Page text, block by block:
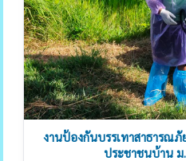
งานป้องกันบรรเทาสาธารณ
ประชาชนบ้าน ม